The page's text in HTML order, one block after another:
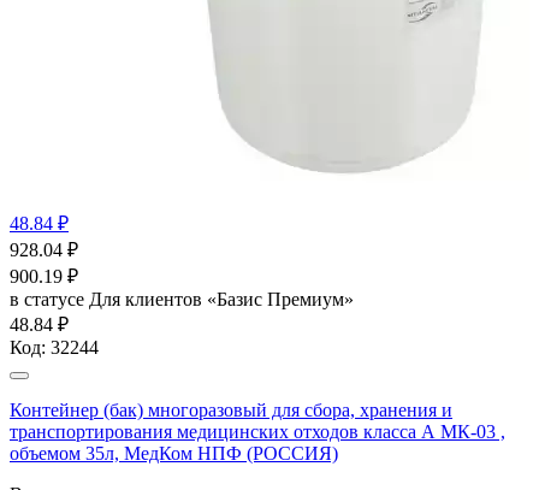
48.84 ₽
928.04 ₽
900.19 ₽
в статусе Для клиентов «Базис Премиум»
48.84 ₽
Код: 32244
Контейнер (бак) многоразовый для сбора, хранения и
транспортирования медицинских отходов класса А МК-03 ,
объемом 35л, МедКом НПФ (РОССИЯ)